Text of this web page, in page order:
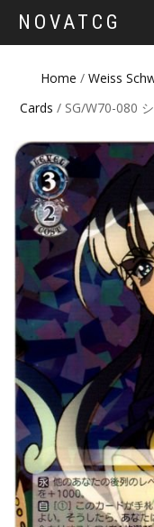
NOVATCG
Home / Weiss
Cards / SG/W70-080